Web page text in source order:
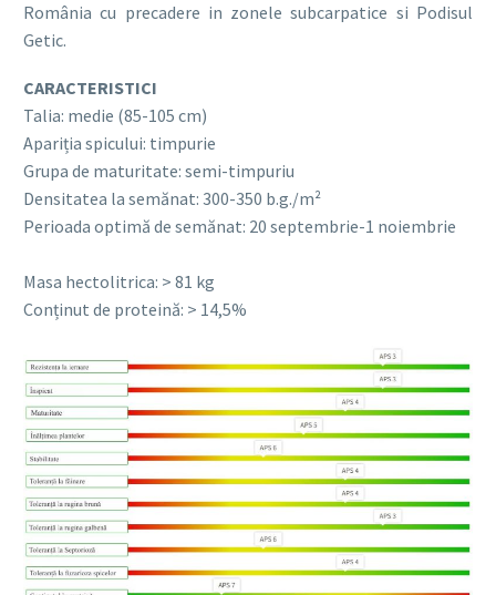
România cu precadere in zonele subcarpatice si Podisul
Getic.
CARACTERISTICI
Talia: medie (85-105 cm)
Apariția spicului: timpurie
Grupa de maturitate: semi-timpuriu
Densitatea la semănat: 300-350 b.g./m²
Perioada optimă de semănat: 20 septembrie-1 noiembrie
Masa hectolitrica: > 81 kg
Conținut de proteină: > 14,5%